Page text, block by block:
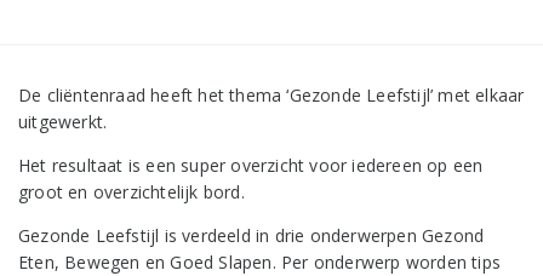
De cliëntenraad heeft het thema‘Gezonde Leefstijl’met elkaar
uitgewerkt.
Het resultaat is een super overzicht voor iedereen op een
groot en overzichtelijk bord.
Gezonde Leefstijl is verdeeld in drie onderwerpenGezond
Eten, Bewegen en Goed Slapen. Per onderwerp worden tips